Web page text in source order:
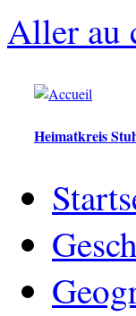
Aller au
Heimatkreis